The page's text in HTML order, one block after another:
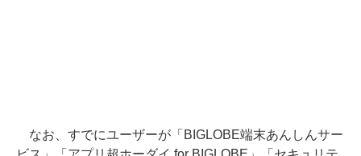
なお、すでにユーザーが「BIGLOBE端末あんしんサー